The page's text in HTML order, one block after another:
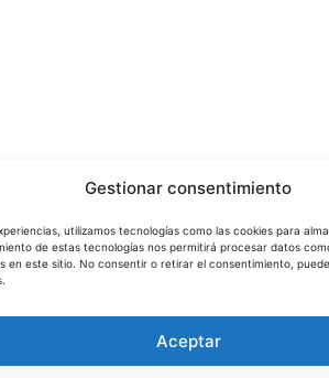
Gestionar consentimiento
utilizamos tecnologías como las cookies para
de estas tecnologías nos permitirá procesar datos
en este sitio. No consentir o retirar el consentimiento,
Aceptar